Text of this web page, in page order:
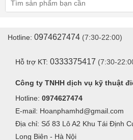
Hotline: 0974627474 (7:30-22:00)
Hỗ trợ KT: 0333375417 (7:30-
Công ty TNHH dịch vụ kỹ thuật
Hotline: 0974627474
E-mail: Hoanphamhd@gmail.com
Địa chỉ: Số 83 Lô A2 Khu Tái Định
Long Biên - Hà Nội